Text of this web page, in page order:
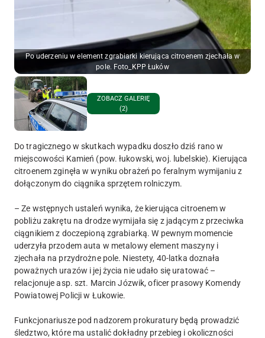
Po uderzeniu w element zgrabiarki kierująca citroenem zjechała w
pole. Foto_KPP Łuków
ZOBACZ GALERIĘ
(2)
Do tragicznego w skutkach wypadku doszło dziś rano w
miejscowości Kamień (pow. łukowski, woj. lubelskie). Kierująca
citroenem zginęła w wyniku obrażeń po feralnym wymijaniu z
dołączonym do ciągnika sprzętem rolniczym.
– Ze wstępnych ustaleń wynika, że kierująca citroenem w
pobliżu zakrętu na drodze wymijała się z jadącym z przeciwka
ciągnikiem z doczepioną zgrabiarką. W pewnym momencie
uderzyła przodem auta w metalowy element maszyny i
zjechała na przydrożne pole. Niestety, 40-latka doznała
poważnych urazów i jej życia nie udało się uratować –
relacjonuje asp. szt. Marcin Józwik, oficer prasowy Komendy
Powiatowej Policji w Łukowie.
Funkcjonariusze pod nadzorem prokuratury będą prowadzić
śledztwo, które ma ustalić dokładny przebieg i okoliczności